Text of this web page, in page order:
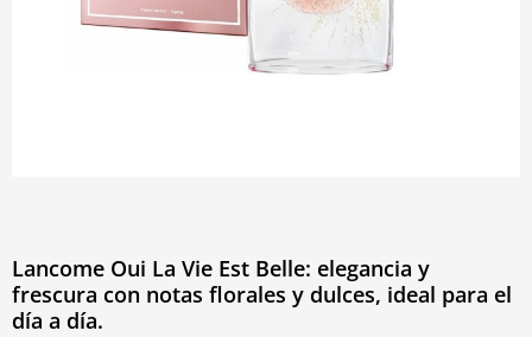
Lancome Oui La Vie Est Belle: elegancia y
frescura con notas florales y dulces, ideal para el
día a día.